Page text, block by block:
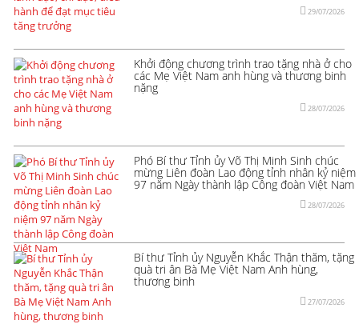
29/07/2026
Khởi động chương trình trao tặng nhà ở cho
các Mẹ Việt Nam anh hùng và thương binh
nặng
28/07/2026
Phó Bí thư Tỉnh ủy Võ Thị Minh Sinh chúc
mừng Liên đoàn Lao động tỉnh nhân kỷ niệm
97 năm Ngày thành lập Công đoàn Việt Nam
28/07/2026
Bí thư Tỉnh ủy Nguyễn Khắc Thận thăm, tặng
quà tri ân Bà Mẹ Việt Nam Anh hùng,
thương binh
27/07/2026